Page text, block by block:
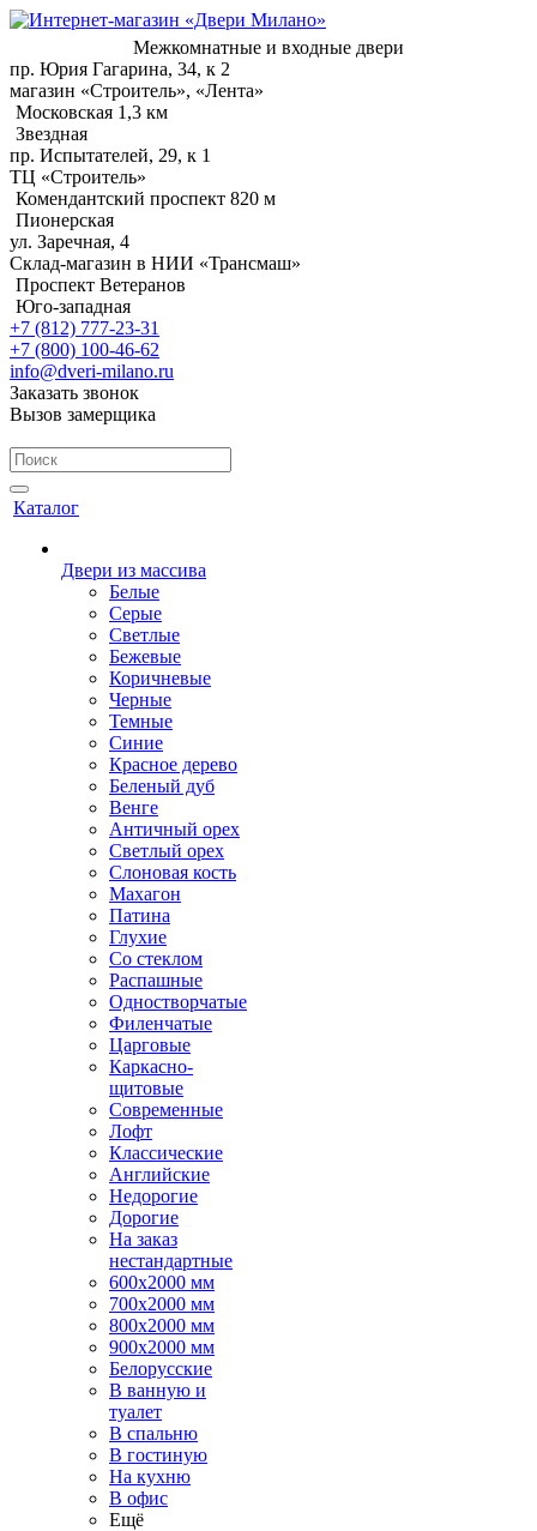
Межкомнатные и входные двери
пр. Юрия Гагарина, 34, к 2
магазин «Строитель», «Лента»
Московская 1,3 км
Звездная
пр. Испытателей, 29, к 1
ТЦ «Строитель»
Комендантский проспект 820 м
Пионерская
ул. Заречная, 4
Склад-магазин в НИИ «Трансмаш»
Проспект Ветеранов
Юго-западная
+7 (812) 777-23-31
+7 (800) 100-46-62
info@dveri-milano.ru
Заказать звонок
Вызов замерщика
Каталог
Двери из массива
Белые
Серые
Светлые
Бежевые
Коричневые
Черные
Темные
Синие
Красное дерево
Беленый дуб
Венге
Античный орех
Светлый орех
Слоновая кость
Махагон
Патина
Глухие
Со стеклом
Распашные
Одностворчатые
Филенчатые
Царговые
Каркасно-
щитовые
Современные
Лофт
Классические
Английские
Недорогие
Дорогие
На заказ
нестандартные
600х2000 мм
700х2000 мм
800х2000 мм
900х2000 мм
Белорусские
В ванную и
туалет
В спальню
В гостиную
На кухню
В офис
Ещё